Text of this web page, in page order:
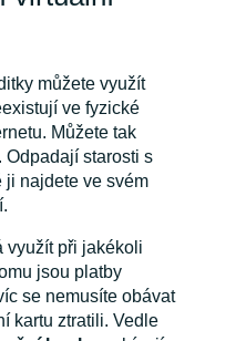
můžete využít
ve fyzické
Můžete tak
Odpadají starosti s
ji najdete ve svém
využít při jakékoli
jsou platby
se nemusíte obávat
kartu ztratili. Vedle